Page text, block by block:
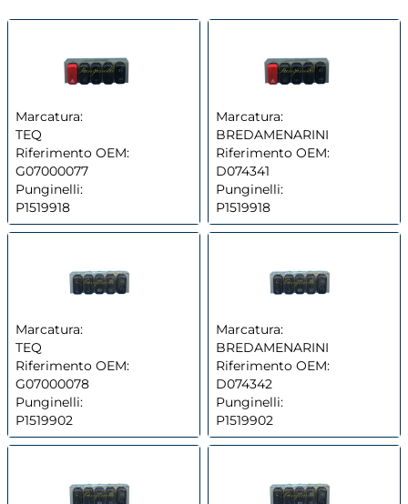
Marcatura:
TEQ
Riferimento OEM:
G07000077
Punginelli:
P1519918
Marcatura:
BREDAMENARINI
Riferimento OEM:
D074341
Punginelli:
P1519918
Marcatura:
TEQ
Riferimento OEM:
G07000078
Punginelli:
P1519902
Marcatura:
BREDAMENARINI
Riferimento OEM:
D074342
Punginelli:
P1519902